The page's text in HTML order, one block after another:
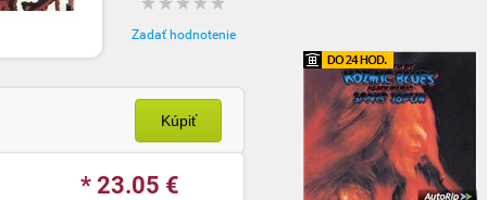
Zadať hodnotenie
Kúpiť
* 23.05 €